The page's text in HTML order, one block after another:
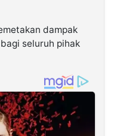
dampak
seluruh pihak